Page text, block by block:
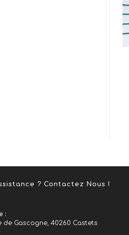
? Contactez Nous !
:
de Gascogne, 40260 Castets